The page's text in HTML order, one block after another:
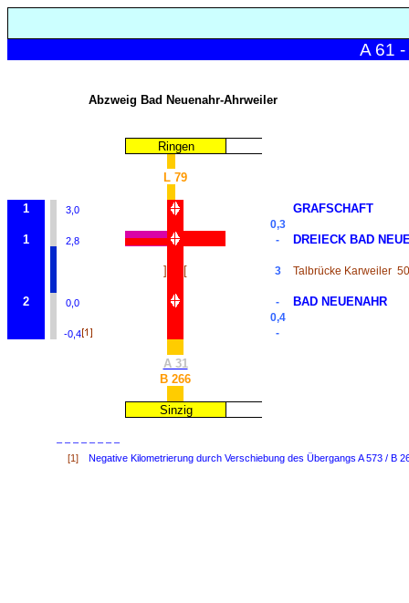
A 61
Abzweig Bad Neuenahr-Ahrweiler
Ringen
L 79
1 3,0 GRAFSCHAFT
0,3
1 2,8 - DREIECK BAD
] [ 3 Talbrücke Karweiler
2 0,0 - BAD NEUENAHR
0,4
-0,4 -
A 31
B 266
Sinzig
– – – – – – – –
[1]
Negative Kilometrierung durch Verschiebung des Übergangs A 573 / B